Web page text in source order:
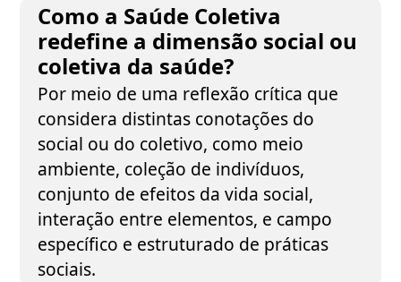
Como a Saúde Coletiva
redefine a dimensão social ou
coletiva da saúde?
Por meio de uma reflexão crítica que
considera distintas conotações do
social ou do coletivo, como meio
ambiente, coleção de indivíduos,
conjunto de efeitos da vida social,
interação entre elementos, e campo
específico e estruturado de práticas
sociais.